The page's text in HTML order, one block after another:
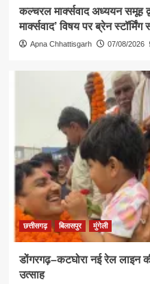
कल्चरल मार्क्सवाद अध्ययन समूह
मार्क्सवाद’ विषय पर ब्रेन
Apna Chhattisgarh 07/08/2026
छत्तीसगढ़ बिलासपुर मुंगेली
डोंगरगढ़–कटघोरा नई रेल लाइन
उत्साह